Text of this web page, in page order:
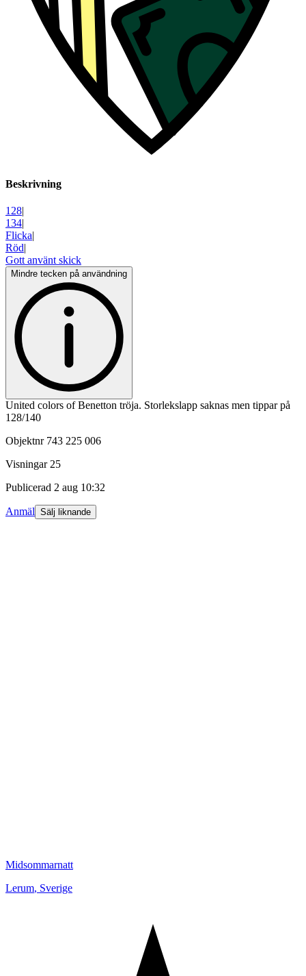
Beskrivning
128|
134|
Flicka|
Röd|
Gott använt skick
Mindre tecken på användning
United colors of Benetton tröja. Storlekslapp saknas men tippar på
128/140
Objektnr 743 225 006
Visningar 25
Publicerad 2 aug 10:32
Anmäl Sälj liknande
Midsommarnatt
Lerum, Sverige